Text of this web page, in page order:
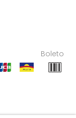
Boleto